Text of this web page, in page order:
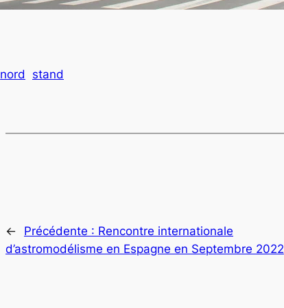
nord stand
← Précédente : Rencontre internationale
d’astromodélisme en Espagne en Septembre 2022